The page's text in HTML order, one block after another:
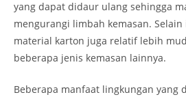
yang dapat didaur ulang sehingga
mengurangi limbah kemasan.
material karton juga relatif lebih
beberapa jenis kemasan lainnya.
Beberapa manfaat lingkungan yang